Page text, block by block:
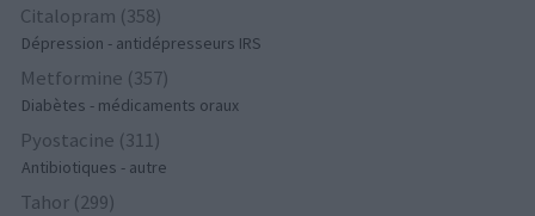
Citalopram (358)
Dépression - antidépresseurs IRS
Metformine (357)
Diabètes - médicaments oraux
Pyostacine (311)
Antibiotiques - autre
Tahor (299)